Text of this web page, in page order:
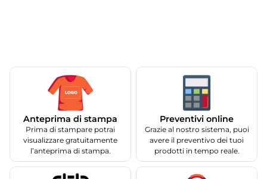
Anteprima di stampa
Prima di stampare potrai
visualizzare gratuitamente
l’anteprima di stampa.
Preventivi online
Grazie al nostro sistema, puoi
avere il preventivo dei tuoi
prodotti in tempo reale.